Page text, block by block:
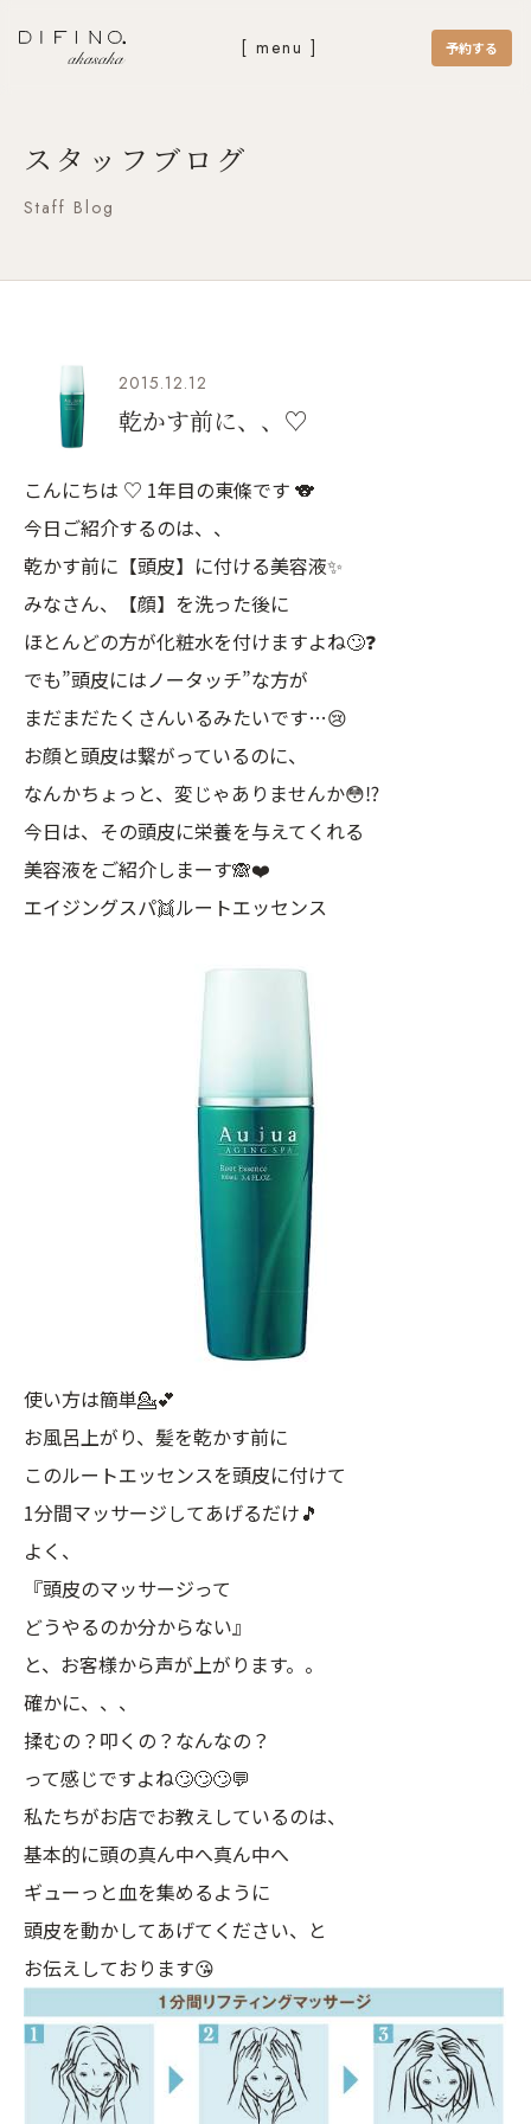
[ menu ] 予約する
スタッフブログ
Staff Blog
2015.12.12
乾かす前に、、♡
こんにちは ♡ 1年目の東條です 🐨
今日ご紹介するのは、、
乾かす前に【頭皮】に付ける美容液✨
みなさん、【顔】を洗った後に
ほとんどの方が化粧水を付けますよね🙄❓
でも”頭皮にはノータッチ”な方が
まだまだたくさんいるみたいです…😢
お顔と頭皮は繋がっているのに、
なんかちょっと、変じゃありませんか😳⁉️
今日は、その頭皮に栄養を与えてくれる
美容液をご紹介しまーす🙈❤️
エイジングスパ👯ルートエッセンス
使い方は簡単💁💕
お風呂上がり、髪を乾かす前に
このルートエッセンスを頭皮に付けて
1分間マッサージしてあげるだけ🎵
よく、
『頭皮のマッサージって
どうやるのか分からない』
と、お客様から声が上がります。。
確かに、、、
揉むの？叩くの？なんなの？
って感じですよね🙄🙄🙄💬
私たちがお店でお教えしているのは、
基本的に頭の真ん中へ真ん中へ
ギューっと血を集めるように
頭皮を動かしてあげてください、と
お伝えしております😘